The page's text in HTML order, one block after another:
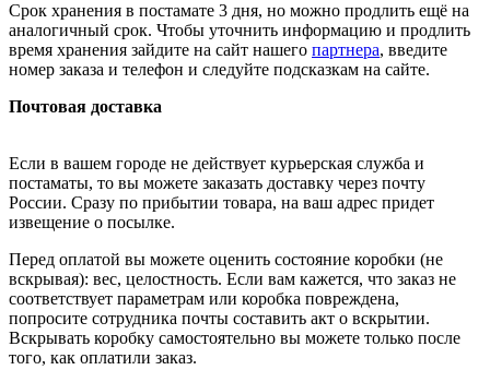
Срок хранения в постамате 3 дня, но можно продлить ещё на
аналогичный срок. Чтобы уточнить информацию и продлить
время хранения зайдите на сайт нашего партнера, введите
номер заказа и телефон и следуйте подсказкам на сайте.
Почтовая доставка
Если в вашем городе не действует курьерская служба и
постаматы, то вы можете заказать доставку через почту
России. Сразу по прибытии товара, на ваш адрес придет
извещение о посылке.
Перед оплатой вы можете оценить состояние коробки (не
вскрывая): вес, целостность. Если вам кажется, что заказ не
соответствует параметрам или коробка повреждена,
попросите сотрудника почты составить акт о вскрытии.
Вскрывать коробку самостоятельно вы можете только после
того, как оплатили заказ.